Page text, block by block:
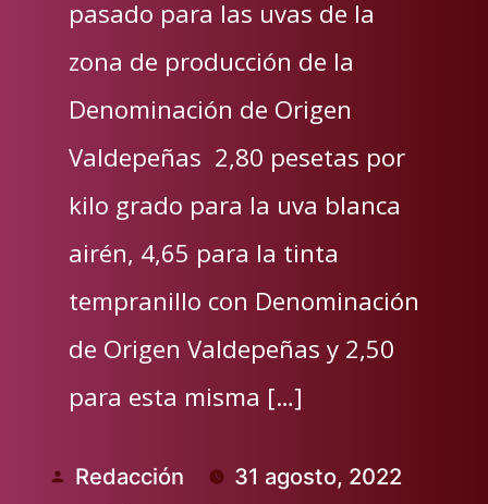
pasado para las uvas de la
zona de producción de la
Denominación de Origen
Valdepeñas 2,80 pesetas por
kilo grado para la uva blanca
airén, 4,65 para la tinta
tempranillo con Denominación
de Origen Valdepeñas y 2,50
para esta misma […]
Publicado
Redacción 31 agosto, 2022